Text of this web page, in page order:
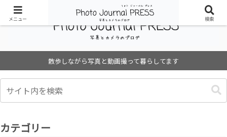
散歩しながら写真と動画撮って暮らしてます
カテゴリー
メニュー 検索